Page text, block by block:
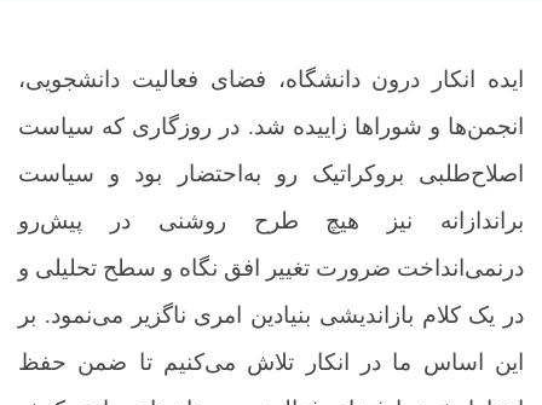
ایده انکار درون دانشگاه، فضای فعالیت دانشجویی،
انجمن‌ها و شوراها زاییده شد. در روزگاری که سیاست
اصلاح‌طلبی بروکراتیک رو به‌احتضار بود و سیاست
براندازانه نیز هیچ طرح روشنی در پیش‌رو
درنمی‌انداخت ضرورت تغییر افق نگاه و سطح تحلیلی و
در یک کلام بازاندیشی بنیادین امری ناگزیر می‌نمود. بر
این اساس ما در انکار تلاش می‌کنیم تا ضمن حفظ